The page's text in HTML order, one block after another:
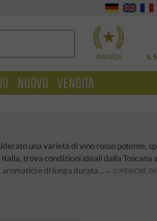
WÄHLEN
AWARDS IL
una varietà di vino rosso potente,
trova condizioni ideali dalla Toscana
e di lunga durata...
SUPERIORE.DE
NUOVO VENDITA